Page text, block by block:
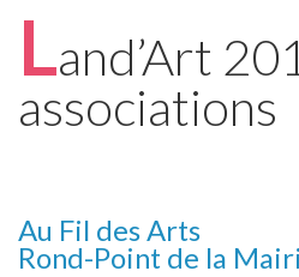
Land’Art
associations
Au Fil des Arts
Rond-Point de la